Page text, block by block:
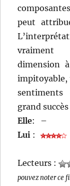
peut
vraiment
dimension
impitoyable,
grand
Elle:
–
Lui :
Lecteurs :
pouvez noter ce